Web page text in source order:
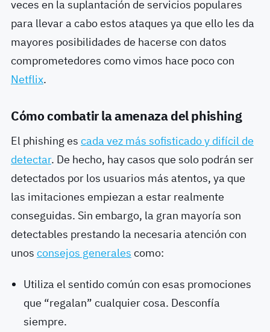
veces en la suplantación de servicios populares
para llevar a cabo estos ataques ya que ello les da
mayores posibilidades de hacerse con datos
comprometedores como vimos hace poco con
Netflix.
Cómo combatir la amenaza del phishing
El phishing es cada vez más sofisticado y difícil de
detectar. De hecho, hay casos que solo podrán ser
detectados por los usuarios más atentos, ya que
las imitaciones empiezan a estar realmente
conseguidas. Sin embargo, la gran mayoría son
detectables prestando la necesaria atención con
unos consejos generales como:
Utiliza el sentido común con esas promociones
que “regalan” cualquier cosa. Desconfía
siempre.